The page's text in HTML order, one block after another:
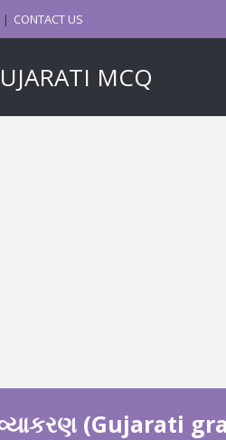
CONTACT US
MCQ
(Gujarati